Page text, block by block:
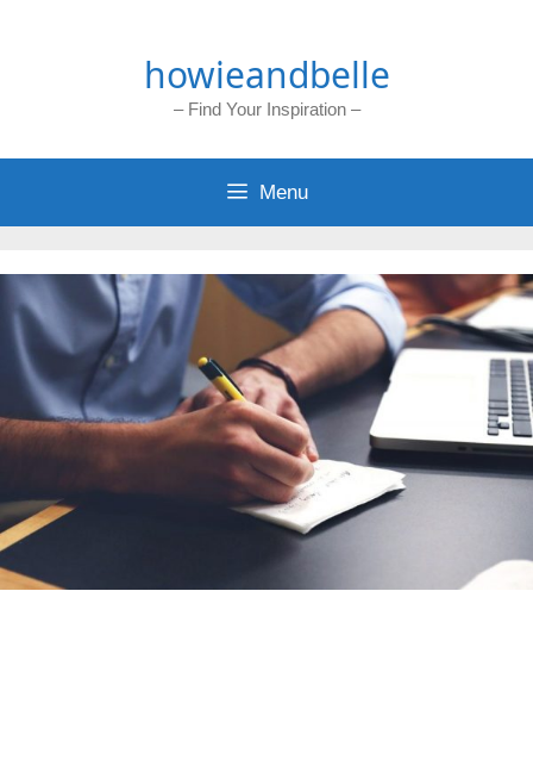
howieandbelle
– Find Your Inspiration –
Menu